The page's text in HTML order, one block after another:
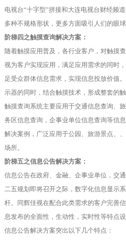
电视台“十字型”拼接和大连电视台财经频
多种不规格形状，更多方面吸引人们的眼
阶梯四之触摸查询解决方案：
随着触摸应用普及，各行业客户，对触摸
视为客户实现应用，满足应用需求的同时
足受众群体信息需求，实现信息投放价值
示器的同时，结合触摸技术，形成整套的触
触摸查询系统主要应用于交通信息查询、
务区信息查询，企事业单位信息查询等信
解决案例，广泛应用于公园、旅游景点、
场所。
阶梯五之信息公告解决方案：
信息公告在政府、金融、企事业单位，交
二五规划即将召开之际，数字化信息显示
杆。同辉佳视在配合此类需求的客户完善
息发布的全面性，生动性，实时性等特点设
信息公告解决方案突出以下几个特点：